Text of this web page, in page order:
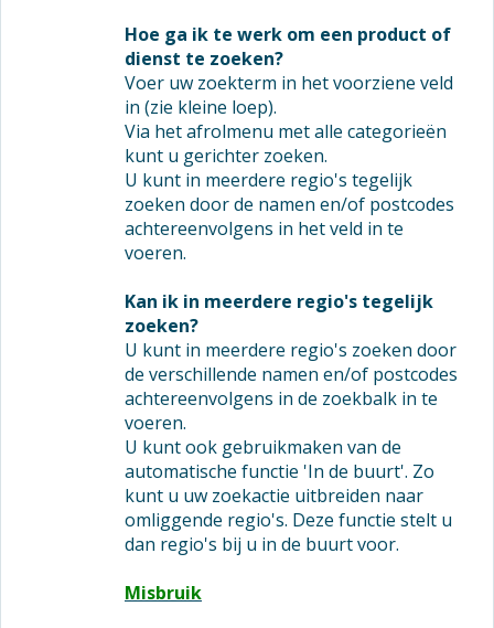
Hoe ga ik te werk om een product of
dienst te zoeken?
Voer uw zoekterm in het voorziene veld
in (zie kleine loep).
Via het afrolmenu met alle categorieën
kunt u gerichter zoeken.
U kunt in meerdere regio's tegelijk
zoeken door de namen en/of postcodes
achtereenvolgens in het veld in te
voeren.
Kan ik in meerdere regio's tegelijk
zoeken?
U kunt in meerdere regio's zoeken door
de verschillende namen en/of postcodes
achtereenvolgens in de zoekbalk in te
voeren.
U kunt ook gebruikmaken van de
automatische functie 'In de buurt'. Zo
kunt u uw zoekactie uitbreiden naar
omliggende regio's. Deze functie stelt u
dan regio's bij u in de buurt voor.
Misbruik